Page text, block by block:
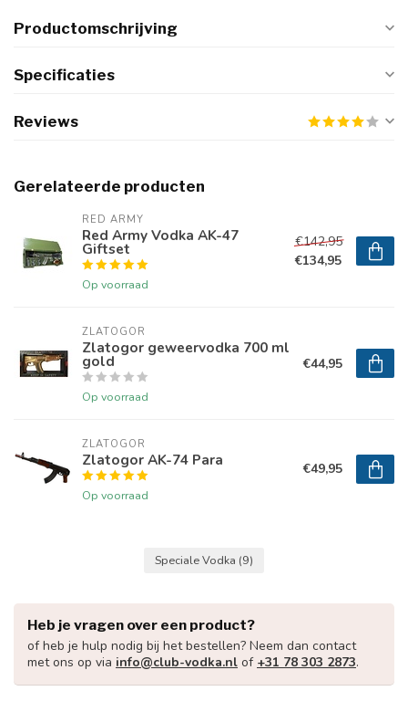
Productomschrijving
Specificaties
Reviews
Gerelateerde producten
RED ARMY
Red Army Vodka AK-47
Giftset
Op voorraad
€142,95
€134,95
ZLATOGOR
Zlatogor geweervodka 700 ml
gold
Op voorraad
€44,95
ZLATOGOR
Zlatogor AK-74 Para
Op voorraad
€49,95
Speciale Vodka (9)
Heb je vragen over een product?
of heb je hulp nodig bij het bestellen? Neem dan contact
met ons op via info@club-vodka.nl of +31 78 303 2873.